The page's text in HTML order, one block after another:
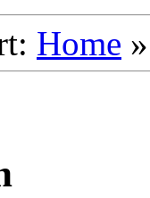
Home